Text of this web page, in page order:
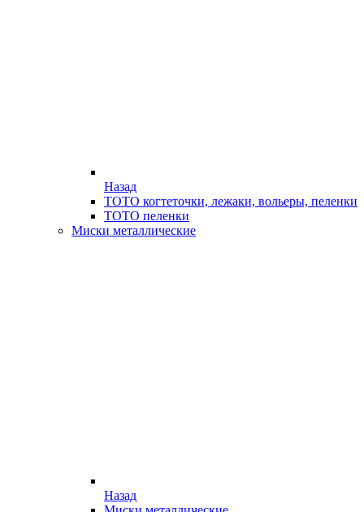
Назад
ТОТО когтеточки, лежаки, вольеры, пеленки
ТОТО пеленки
Миски металлические
Назад